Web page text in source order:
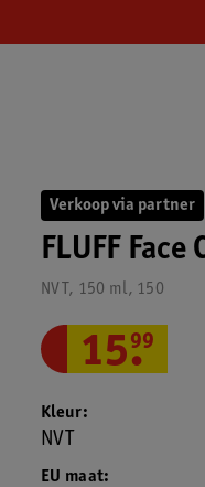
Verkoop via partner
FLUFF
NVT, 150 ml, 150
15.
99
EU maat
Kleur
NVT